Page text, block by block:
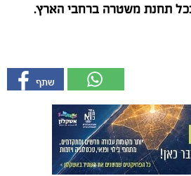
תחנת משטרה ברחבי הארץ.